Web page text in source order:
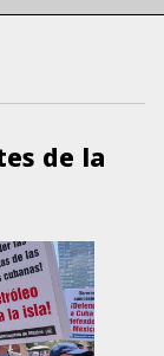
de la